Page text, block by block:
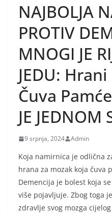
NAJBOLJA
PROTIV
MNOGI JE
JEDU:
Čuva
JE JEDNOM
9 srpnja, 2024 Admin
Koja namirnica je odlična
hrana za mozak koja čuva
Demencija je bolest koja
više pojavljuje. Zbog toga
zdravlje svog mozga